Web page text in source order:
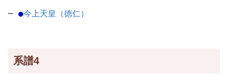
─ ●今上天皇（徳仁）
系譜4